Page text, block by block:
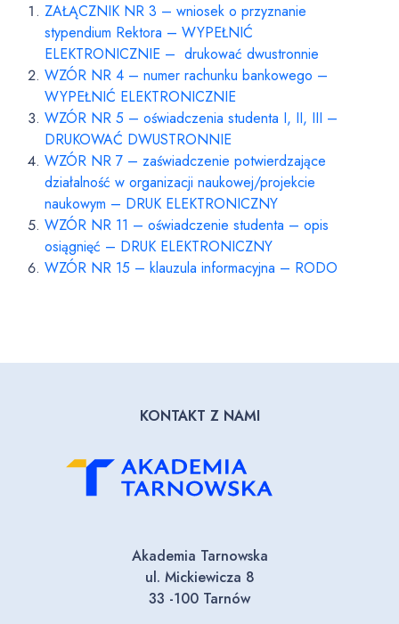
ZAŁĄCZNIK NR 3 – wniosek o przyznanie
stypendium Rektora – WYPEŁNIĆ
ELEKTRONICZNIE – drukować dwustronnie
WZÓR NR 4 – numer rachunku bankowego –
WYPEŁNIĆ ELEKTRONICZNIE
WZÓR NR 5 – oświadczenia studenta I, II, III –
DRUKOWAĆ DWUSTRONNIE
WZÓR NR 7 – zaświadczenie potwierdzające
działalność w organizacji naukowej/projekcie
naukowym – DRUK ELEKTRONICZNY
WZÓR NR 11 – oświadczenie studenta – opis
osiągnięć – DRUK ELEKTRONICZNY
WZÓR NR 15 – klauzula informacyjna – RODO
KONTAKT Z NAMI
Akademia Tarnowska
ul. Mickiewicza 8
33 -100 Tarnów